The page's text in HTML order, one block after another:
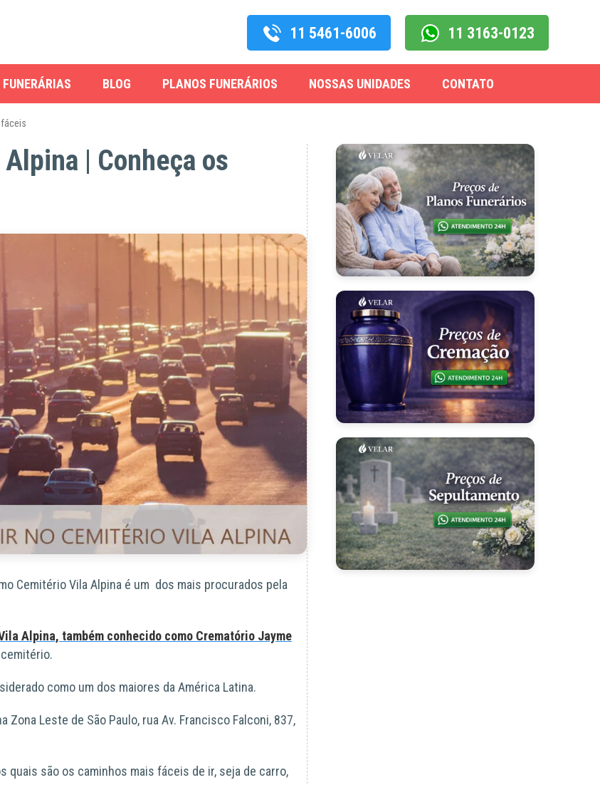
11 3163-0123
11 5461-6006
BLOG PLANOS FUNERÁRIOS NOSSAS UNIDADES CONTATO
| Conheça os
Cemitério Vila Alpina é um dos mais procurados pela
Alpina, também conhecido como Crematório Jayme
como um dos maiores da América Latina.
Zona Leste de São Paulo, rua Av. Francisco Falconi, 837,
quais são os caminhos mais fáceis de ir, seja de carro,